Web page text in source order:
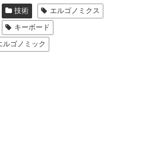
技術
エルゴノミクス
キーボード
ルゴノミック